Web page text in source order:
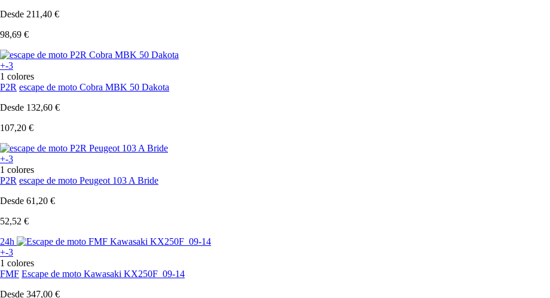
Desde 211,40 €
98,69 €
+-3
1 colores
P2R escape de moto Cobra MBK 50 Dakota
Desde 132,60 €
107,20 €
+-3
1 colores
P2R escape de moto Peugeot 103 A Bride
Desde 61,20 €
52,52 €
24h
+-3
1 colores
FMF Escape de moto Kawasaki KX250F_09-14
Desde 347,00 €